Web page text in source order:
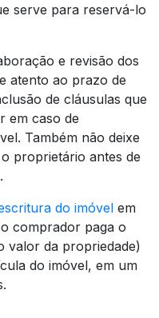
serve para reservá-lo
e revisão dos
atento ao prazo de
de cláusulas que
em caso de
Também não deixe
proprietário antes de
do imóvel em
comprador paga o
valor da propriedade)
do imóvel, em um